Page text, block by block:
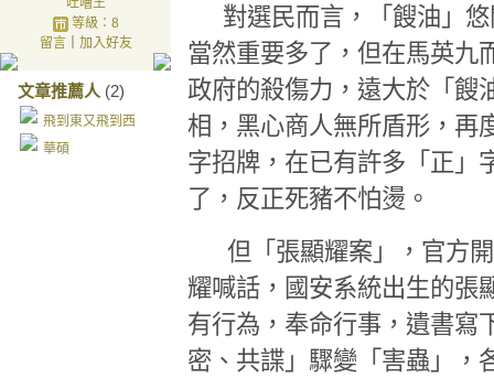
吐嘈王
等級：8
留言｜ 加入好友
文章推薦人 (2)
飛到東又飛到西
華碩
對選民而言，「餿油」
當然重要多了，但在馬英九
政府的殺傷力，遠大於「餿
相，黑心商人無所盾形，再
字招牌，在已有許多「正」
了，反正死豬不怕燙。
但「張顯耀案」，官方
耀喊話，國安系統出生的張
有行為，奉命行事，遺書寫
密、共諜」驟變「害蟲」，